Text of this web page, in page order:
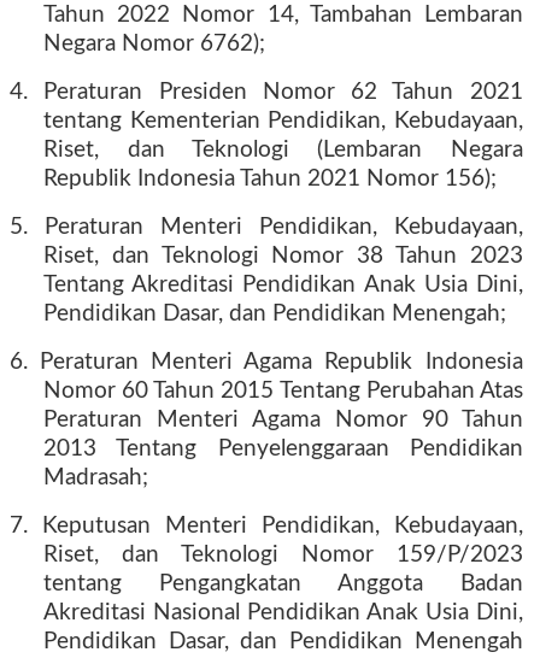
Tahun 2022 Nomor 14, Tambahan Lembaran
Negara Nomor 6762);
4. Peraturan Presiden Nomor 62 Tahun 2021
tentang Kementerian Pendidikan, Kebudayaan,
Riset, dan Teknologi (Lembaran Negara
Republik Indonesia Tahun 2021 Nomor 156);
5. Peraturan Menteri Pendidikan, Kebudayaan,
Riset, dan Teknologi Nomor 38 Tahun 2023
Tentang Akreditasi Pendidikan Anak Usia Dini,
Pendidikan Dasar, dan Pendidikan Menengah;
6. Peraturan Menteri Agama Republik Indonesia
Nomor 60 Tahun 2015 Tentang Perubahan Atas
Peraturan Menteri Agama Nomor 90 Tahun
2013 Tentang Penyelenggaraan Pendidikan
Madrasah;
7. Keputusan Menteri Pendidikan, Kebudayaan,
Riset, dan Teknologi Nomor 159/P/2023
tentang Pengangkatan Anggota Badan
Akreditasi Nasional Pendidikan Anak Usia Dini,
Pendidikan Dasar, dan Pendidikan Menengah